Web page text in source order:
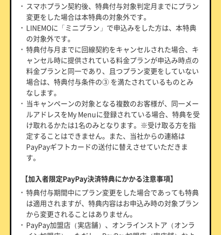
スマホプラン契約後、特典付与対象判定月までにプラン
変更をした場合は本特典の対象外です。
LINEMOに「ミニプラン」で申込みをした方は、本特典
の対象外です。
特典付与月までに回線契約をキャンセルされた場合、キ
ャンセル時に提供されている料金プランが申込み時点の
料金プランと同一であり、且つプラン変更をしていない
場合は、特典付与条件の③ を満たされているものとみ
なします。
当キャンペーンの対象となる複数のお客様が、同一メー
ルアドレスをMy Menuに登録されている場合、特典を受
け取れるかたは1名のみとなります。※受け取る方を指
定することはできません。また、当社からの連絡は
PayPayギフトカードの送付に替えさせていただきま
す。
【加入者限定PayPay決済特典にかかる注意事項】
特典付与期間中にプラン変更をした場合であっても特典
は適用されますが、特典内容はお申込み時の対象プラン
から変更されることはありません。
PayPay加盟店（実店舗）、オンラインストア（オンラ